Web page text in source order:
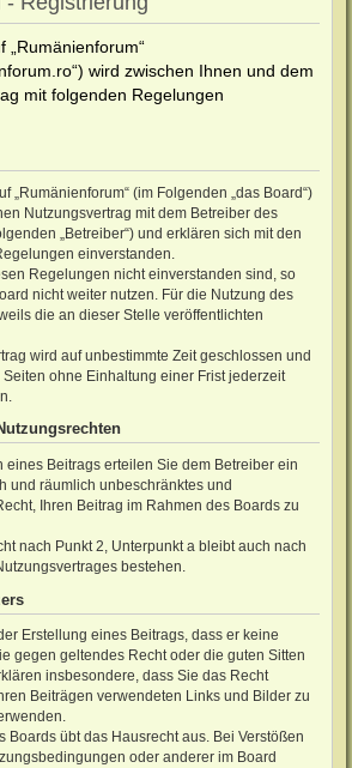
„Rumänienforum“
wird zwischen Ihnen und dem
mit folgenden Regelungen
„Rumänienforum“ (im Folgenden „das Board“)
Nutzungsvertrag mit dem Betreiber des
„Betreiber“) und erklären sich mit den
einverstanden.
Regelungen nicht einverstanden sind, so
nicht weiter nutzen. Für die Nutzung des
die an dieser Stelle veröffentlichten
wird auf unbestimmte Zeit geschlossen und
ohne Einhaltung einer Frist jederzeit
eines Beitrags erteilen Sie dem Betreiber ein
und räumlich unbeschränktes und
Ihren Beitrag im Rahmen des Boards zu
nach Punkt 2, Unterpunkt a bleibt auch nach
bestehen.
Erstellung eines Beitrags, dass er keine
gegen geltendes Recht oder die guten Sitten
insbesondere, dass Sie das Recht
Beiträgen verwendeten Links und Bilder zu
Boards übt das Hausrecht aus. Bei Verstößen
oder anderer im Board